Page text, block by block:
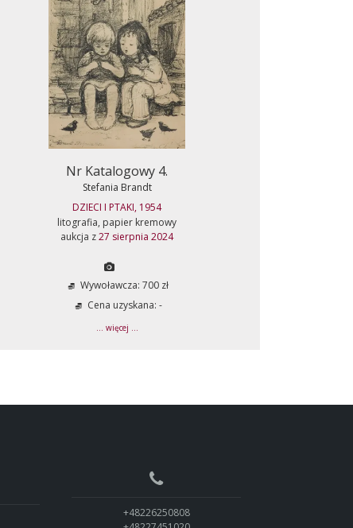
Nr Katalogowy 4.
Stefania Brandt
DZIECI I PTAKI, 1954
litografia, papier kremowy
aukcja z27 sierpnia 2024
Wywoławcza: 700 zł
Cena uzyskana: -
... więcej ...
+48226250808